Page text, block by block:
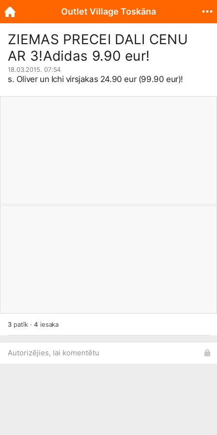
ZIEMAS PRECEI DALI CENU
AR 3!Adidas 9.90 eur!
18.03.2015. 07:54
s. Oliver un Ichi virsjakas 24.90 eur (99.90 eur)!
3patīk ·4 iesaka
Autorizējies, lai komentētu
Outlet Village Toskāna